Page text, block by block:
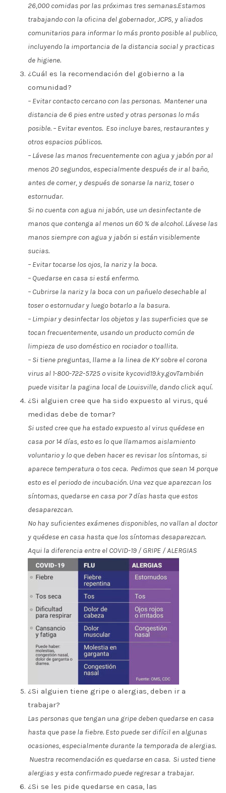
26,000 comidas por las próximas tres semanas.Estamos
trabajando con la oficina del gobernador, JCPS, y aliados
comunitarios para informar lo más pronto posible al publico,
incluyendo la importancia de la distancia social y practicas
de higiene.
¿Cuál es la recomendación del gobierno a la
comunidad?
– Evitar contacto cercano con las personas. Mantener una
distancia de 6 pies entre usted y otras personas lo más
posible. – Evitar eventos. Eso incluye bares, restaurantes y
otros espacios públicos.
– Lávese las manos frecuentemente con agua y jabón por al
menos 20 segundos, especialmente después de ir al baño,
antes de comer, y después de sonarse la nariz, toser o
estornudar.
Si no cuenta con agua ni jabón, use un desinfectante de
manos que contenga al menos un 60 % de alcohol. Lávese las
manos siempre con agua y jabón si están visiblemente
sucias.
– Evitar tocarse los ojos, la nariz y la boca.
– Quedarse en casa si está enfermo.
– Cubrirse la nariz y la boca con un pañuelo desechable al
toser o estornudar y luego botarlo a la basura.
– Limpiar y desinfectar los objetos y las superficies que se
tocan frecuentemente, usando un producto común de
limpieza de uso doméstico en rociador o toallita.
– Si tiene preguntas, llame a la linea de KY sobre el corona
virus al 1-800-722-5725 o visite kycovid19.ky.govTambién
puede visitar la pagina local de Louisville, dando click aquí.
¿Si alguien cree que ha sido expuesto al virus, qué
medidas debe de tomar?
Si usted cree que ha estado expuesto al virus quédese en
casa por 14 días, esto es lo que llamamos aislamiento
voluntario y lo que deben hacer es revisar los síntomas, si
aparece temperatura o tos ceca. Pedimos que sean 14 porque
esto es el periodo de incubación. Una vez que aparezcan los
síntomas, quedarse en casa por 7 días hasta que estos
desaparezcan.
No hay suficientes exámenes disponibles, no vallan al doctor
y quédese en casa hasta que los síntomas desaparezcan.
Aqui la diferencia entre el COVID-19 / GRIPE / ALERGIAS
¿Si alguien tiene gripe o alergias, deben ir a
trabajar?
Las personas que tengan una gripe deben quedarse en casa
hasta que pase la fiebre. Esto puede ser difícil en algunas
ocasiones, especialmente durante la temporada de alergias.
Nuestra recomendación es quedarse en casa. Si usted tiene
alergias y esta confirmado puede regresar a trabajar.
¿Si se les pide quedarse en casa, las